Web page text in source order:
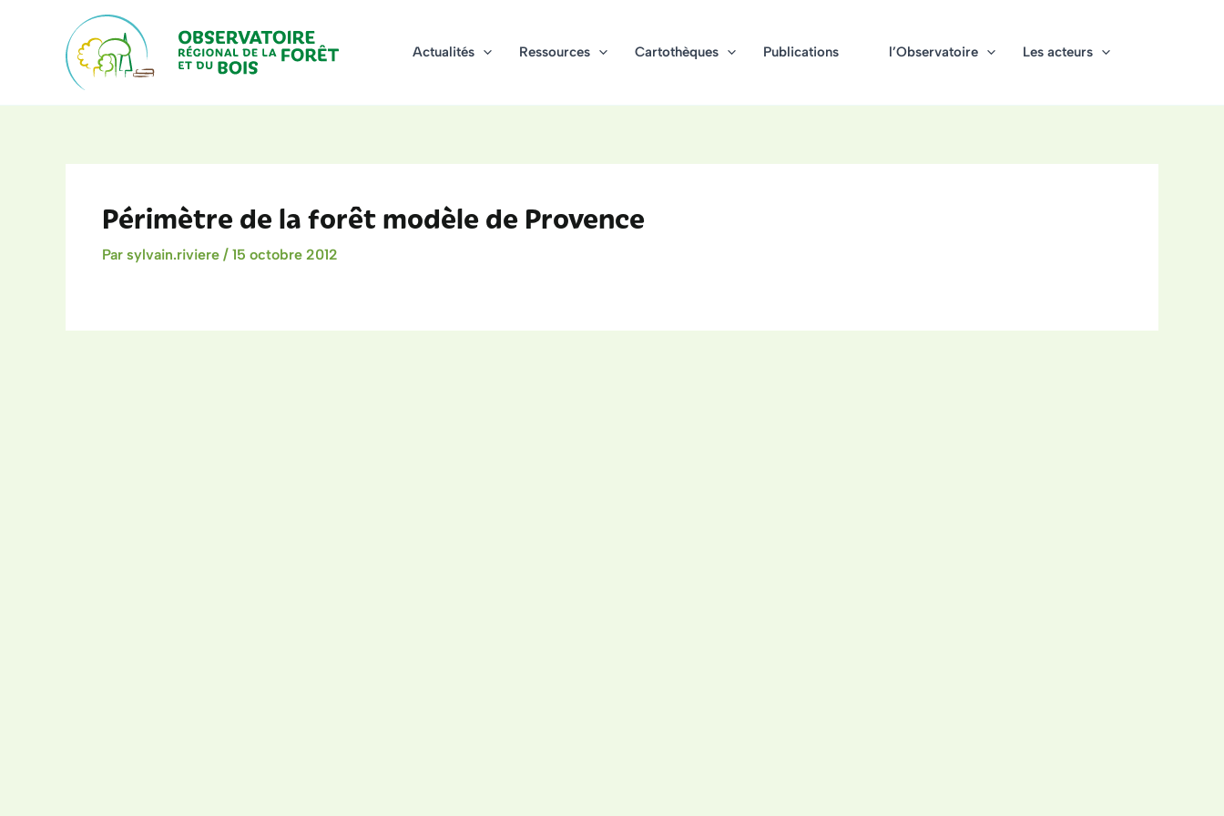
Actualités Ressources Cartothèques Publications l’Observatoire Les acteurs
Périmètre de la forêt modèle de Provence
Par sylvain.riviere / 15 octobre 2012